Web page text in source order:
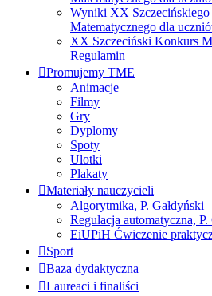
Wyniki XX
Matematycznego dla
XX Szczeciński Konkurs
Regulamin
Promujemy TME
Animacje
Filmy
Gry
Dyplomy
Spoty
Ulotki
Plakaty
Materiały nauczycieli
Algorytmika, P. Gałdyński
Regulacja automatyczna, P.
EiUPiH Ćwiczenie
Sport
Baza dydaktyczna
Laureaci i finaliści